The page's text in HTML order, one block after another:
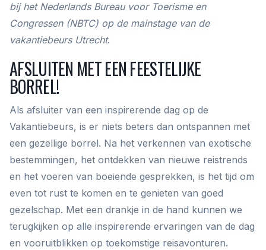
bij het Nederlands Bureau voor Toerisme en
Congressen (NBTC) op de mainstage van de
vakantiebeurs Utrecht.
AFSLUITEN MET EEN FEESTELIJKE
BORREL!
Als afsluiter van een inspirerende dag op de
Vakantiebeurs, is er niets beters dan ontspannen met
een gezellige borrel. Na het verkennen van exotische
bestemmingen, het ontdekken van nieuwe reistrends
en het voeren van boeiende gesprekken, is het tijd om
even tot rust te komen en te genieten van goed
gezelschap. Met een drankje in de hand kunnen we
terugkijken op alle inspirerende ervaringen van de dag
en vooruitblikken op toekomstige reisavonturen.